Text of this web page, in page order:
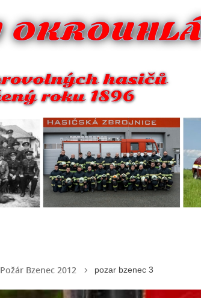
Požár Bzenec 2012 pozar bzenec 3